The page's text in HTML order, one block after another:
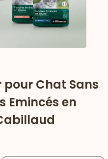
Chat Sans
Emincés en